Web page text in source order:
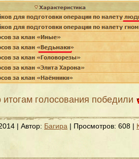
итогам голосования победили
| Автор: Багира | Просмотров: 608 |